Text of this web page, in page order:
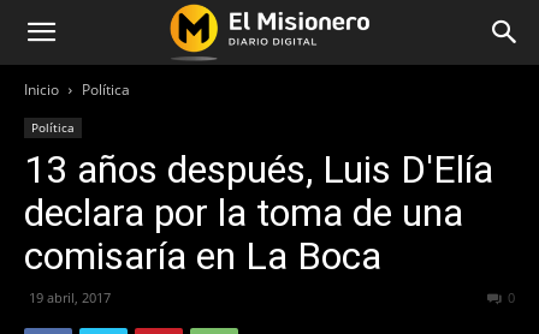
Inicio Política
Política
13 años después, Luis D'Elía
declara por la toma de una
comisaría en La Boca
19 abril, 2017 0